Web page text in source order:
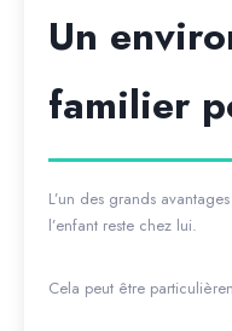
Un
familier
L’un des grands
l’enfant reste chez lui.
Cela peut être